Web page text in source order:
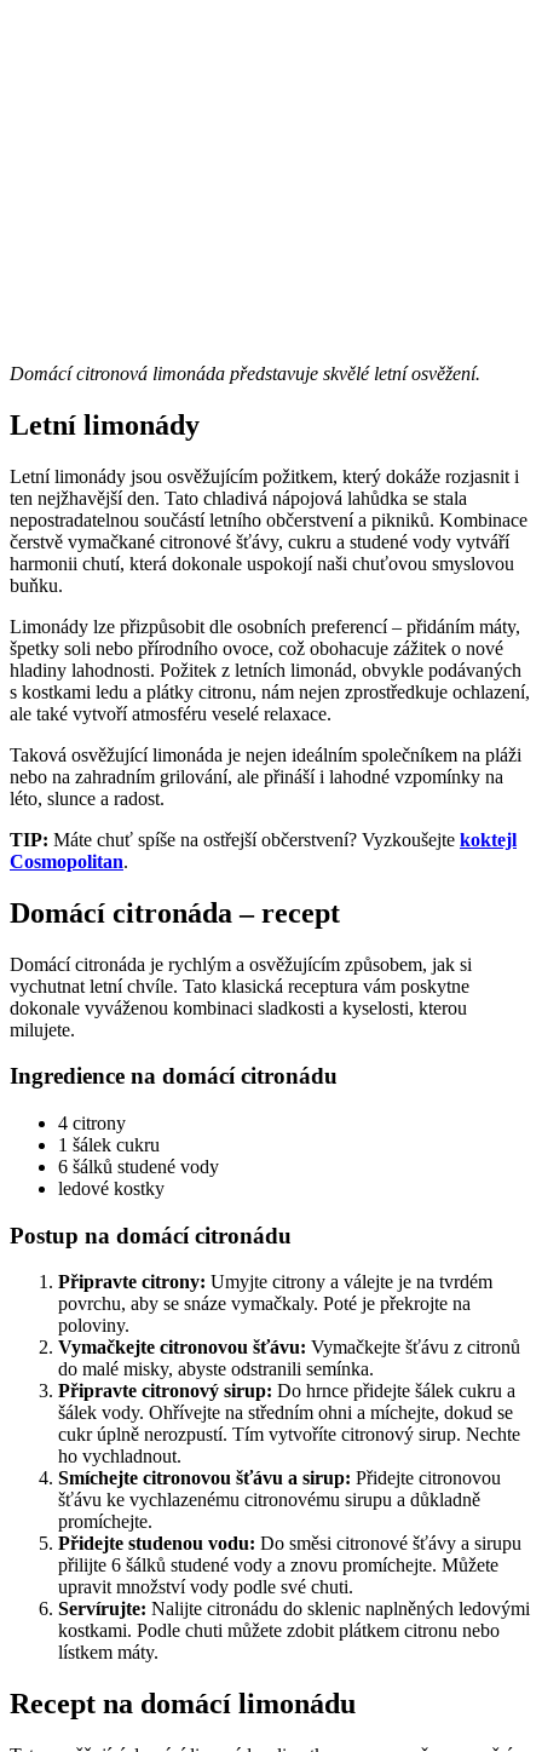
Domácí citronová limonáda představuje skvělé letní osvěžení.
Letní limonády
Letní limonády jsou osvěžujícím požitkem, který dokáže rozjasnit i
ten nejžhavější den. Tato chladivá nápojová lahůdka se stala
nepostradatelnou součástí letního občerstvení a pikniků. Kombinace
čerstvě vymačkané citronové šťávy, cukru a studené vody vytváří
harmonii chutí, která dokonale uspokojí naši chuťovou smyslovou
buňku.
Limonády lze přizpůsobit dle osobních preferencí – přidáním máty,
špetky soli nebo přírodního ovoce, což obohacuje zážitek o nové
hladiny lahodnosti. Požitek z letních limonád, obvykle podávaných
s kostkami ledu a plátky citronu, nám nejen zprostředkuje ochlazení,
ale také vytvoří atmosféru veselé relaxace.
Taková osvěžující limonáda je nejen ideálním společníkem na pláži
nebo na zahradním grilování, ale přináší i lahodné vzpomínky na
léto, slunce a radost.
TIP: Máte chuť spíše na ostřejší občerstvení? Vyzkoušejte koktejl
Cosmopolitan.
Domácí citronáda – recept
Domácí citronáda je rychlým a osvěžujícím způsobem, jak si
vychutnat letní chvíle. Tato klasická receptura vám poskytne
dokonale vyváženou kombinaci sladkosti a kyselosti, kterou
milujete.
Ingredience na domácí citronádu
4 citrony
1 šálek cukru
6 šálků studené vody
ledové kostky
Postup na domácí citronádu
Připravte citrony: Umyjte citrony a válejte je na tvrdém
povrchu, aby se snáze vymačkaly. Poté je překrojte na
poloviny.
Vymačkejte citronovou šťávu: Vymačkejte šťávu z citronů
do malé misky, abyste odstranili semínka.
Připravte citronový sirup: Do hrnce přidejte šálek cukru a
šálek vody. Ohřívejte na středním ohni a míchejte, dokud se
cukr úplně nerozpustí. Tím vytvoříte citronový sirup. Nechte
ho vychladnout.
Smíchejte citronovou šťávu a sirup: Přidejte citronovou
šťávu ke vychlazenému citronovému sirupu a důkladně
promíchejte.
Přidejte studenou vodu: Do směsi citronové šťávy a sirupu
přilijte 6 šálků studené vody a znovu promíchejte. Můžete
upravit množství vody podle své chuti.
Servírujte: Nalijte citronádu do sklenic naplněných ledovými
kostkami. Podle chuti můžete zdobit plátkem citronu nebo
lístkem máty.
Recept na domácí limonádu